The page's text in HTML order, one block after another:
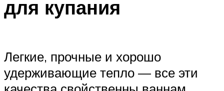
для купания
Легкие, прочные и хорошо
удерживающие тепло — все эти